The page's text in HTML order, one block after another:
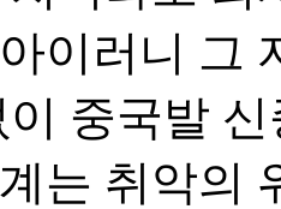
이러니 그
중국발
는 취악의